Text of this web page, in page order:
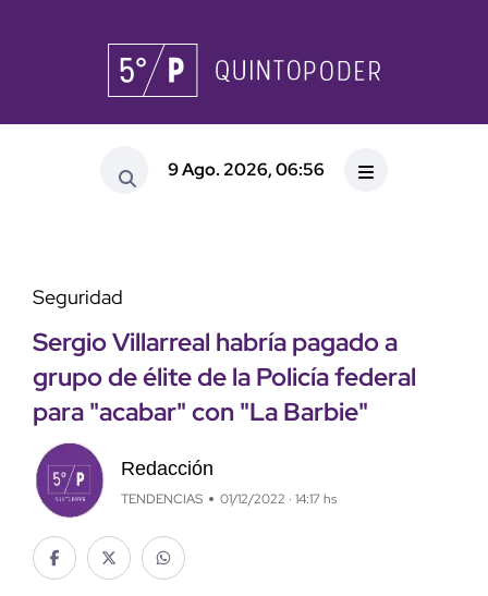
9 Ago. 2026, 06:56
Seguridad
Sergio Villarreal habría pagado a
grupo de élite de la Policía federal
para "acabar" con "La Barbie"
Redacción
TENDENCIAS 01/12/2022 · 14:17 hs